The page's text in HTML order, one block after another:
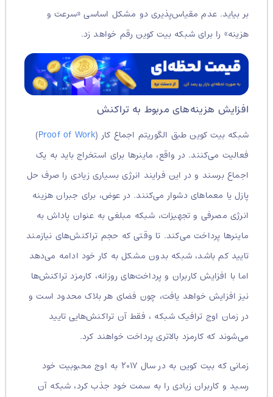
بر بیاید. عدم مقیاس‌پذیری دو مشکل اساسی «سرعت و
هزینه» را برای شبکه بیت کوین رقم خواهد زد.
افزایش هزینه‌های مربوط به تراکنش
شبکه بیت کوین طبق الگوریتم اجماع کار ( Proof of Work
)
فعالیت می‌کنند. در واقع، ماینرها برای استخراج باید به یک
اجماع برسند و در این فرایند انرژی بسیاری زیادی را صرف حل
پازل‌ یا معماهای دشوار می‌کنند. در عوض، برای جبران هزینه
انرژی مصرفی و تجهیزات، شبکه مبلغی به عنوان پاداش به
ماینرها پرداخت می‌کند. تا وقتی که حجم تراکنش‌های نیازمند
تایید کم باشد، شبکه بدون مشکل به کار خود ادامه می‌دهد
اما با افزایش کاربران و پرداخت‌های روزانه، کارمزد تراکنش‌ها
نیز افزایش خواهد یافت، چون فضای هر بلاک محدود است و
در زمان اوج ترافیک شبکه ، فقط آن تراکنش‌هایی تایید
می‌شوند که کارمزد بالاتری پرداخت خواهند کرد.
زمانی که بیت کوین به در سال ۲۰۱۷ به اوج محبوبیت خود
رسید و کاربران زیادی را به سمت خود جذب کرد، شبکه آن